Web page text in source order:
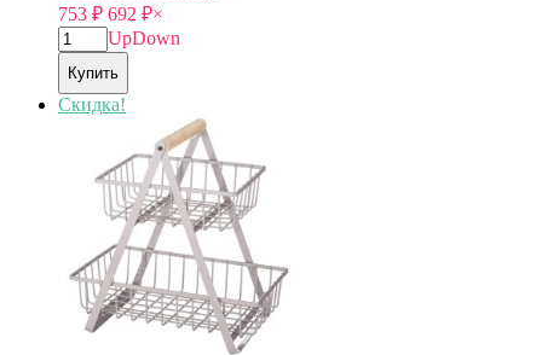
753 ₽ 692 ₽×
UpDown
Купить
Скидка!